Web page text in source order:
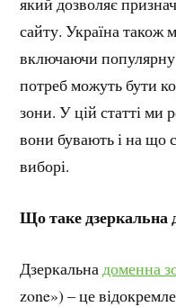
сайту. Україна також
включаючи
потреб можуть бути
зони. У цій статті ми
вони бувають і на що
виборі.
Що таке дзеркальна
Дзеркальна доменна
zone») – це